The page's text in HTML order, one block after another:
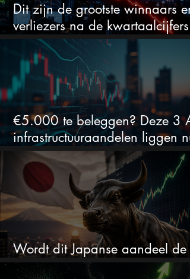
Dit zijn de grootste winnaars en
verliezers na de kwartaalcijfers
(2 springen eruit)
€5.000 te beleggen? Deze 3
infrastructuuraandelen liggen nu
in de uitverkoop
Wordt dit Japanse aandeel de
comeback kid van 2026?